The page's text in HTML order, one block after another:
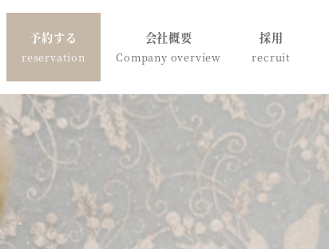
予約する
reservation
会社概要
Company overview
採用
recruit